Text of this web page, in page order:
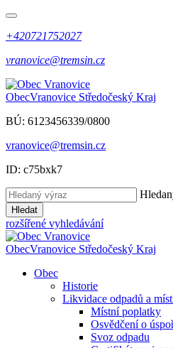
+420721752027
vranovice@tremsin.cz
ObecVranovice Středočeský Kraj
BÚ: 6123456339/0800
vranovice@tremsin.cz
ID: c75bxk7
Hledat
rozšířené vyhledávání
ObecVranovice Středočeský Kraj
Obec
Historie
Likvidace odpadů a
Místní poplatky
Osvědčení o
Svoz odpadu